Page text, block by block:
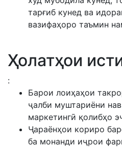
тарғиб кунед ва
вазифаҳоро таъмин
Ҳолатҳои
:
Барои лоиҳаҳои
ҷалби муштариёни
маркетингӣ қолибҳо
Ҷараёнҳои кориро
ба монанди иҷрои